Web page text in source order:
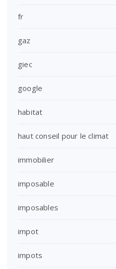
fr
gaz
giec
google
habitat
haut conseil pour le climat
immobilier
imposable
imposables
impot
impots